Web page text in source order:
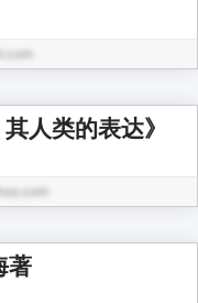
人类的表达》
著